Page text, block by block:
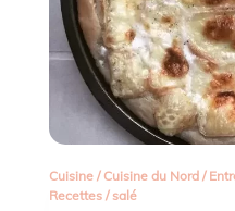
Cuisine/ Cuisine du Nord/
Recettes/ salé